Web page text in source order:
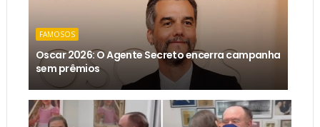
FAMOSOS
Oscar 2026: O Agente Secreto encerra campanha
sem prêmios